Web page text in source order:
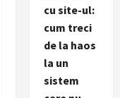
cu site-ul:
cum treci
de la haos
la un
sistem